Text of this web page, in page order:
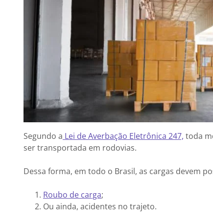
Segundo a Lei de Averbação Eletrônica 247, toda
ser transportada em rodovias.
Dessa forma, em todo o Brasil, as cargas devem
Roubo de carga;
Ou ainda, acidentes no trajeto.